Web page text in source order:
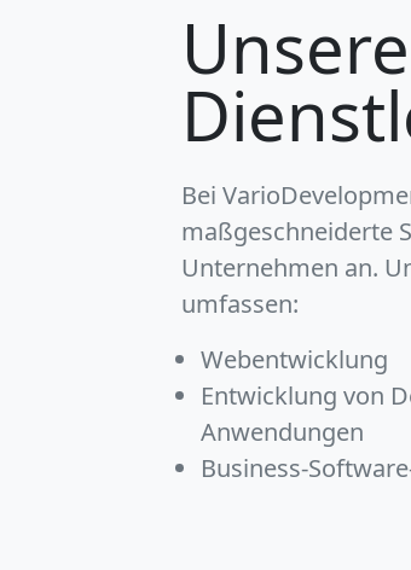
Unsere
Bei
maßgeschneiderte
Unternehmen an.
umfassen:
Webentwicklung
Entwicklung von
Anwendungen
Business-